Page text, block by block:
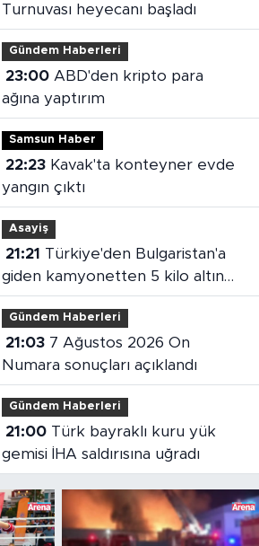
Turnuvası heyecanı başladı
Gündem Haberleri
23:00ABD'den kripto para
ağına yaptırım
Samsun Haber
22:23Kavak'ta konteyner evde
yangın çıktı
Asayiş
21:21
giden kamyonetten 5 kilo altın
çıktı
Gündem Haberleri
21:037 Ağustos 2026 On
Numara sonuçları açıklandı
Gündem Haberleri
21:00Türk bayraklı kuru yük
gemisi İHA saldırısına uğradı